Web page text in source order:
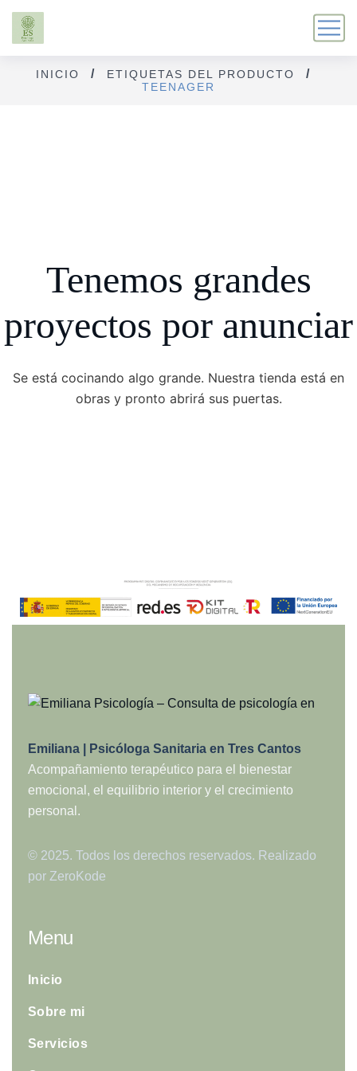
INICIO
ETIQUETAS DEL PRODUCTO
TEENAGER
Tenemos grandes
proyectos por anunciar
Se está cocinando algo grande. Nuestra tienda está en
obras y pronto abrirá sus puertas.
Emiliana | Psicóloga Sanitaria en Tres Cantos
Acompañamiento terapéutico para el bienestar
emocional, el equilibrio interior y el crecimiento
personal.
© 2025. Todos los derechos reservados. Realizado
por ZeroKode
Menu
Inicio
Sobre mi
Servicios